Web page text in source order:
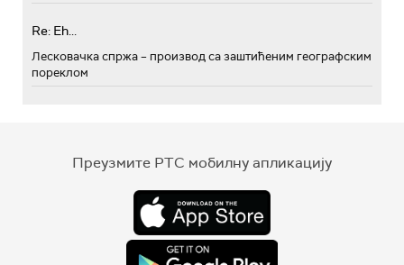
Re: Eh...
Лесковачка спржа – производ са заштићеним географским
пореклом
Преузмите РТС мобилну апликацију